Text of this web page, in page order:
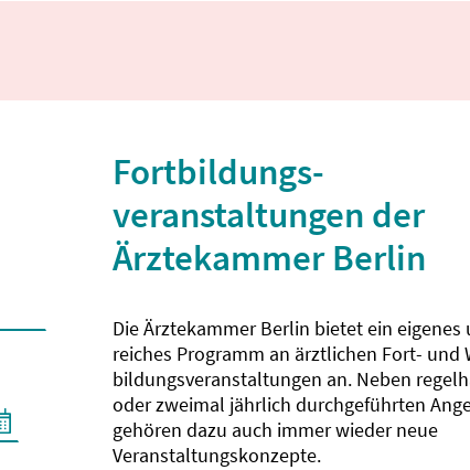
Fortbildungs­
veranstaltungen der
Ärztekammer Berlin
Die Ärztekammer Berlin bietet ein
reiches Programm an ärztlichen Fort- und
bildungs­veranstaltungen an. Neben
oder zweimal jährlich durch­geführten
gehören dazu auch immer wieder neue
Veranstaltungs­konzepte.